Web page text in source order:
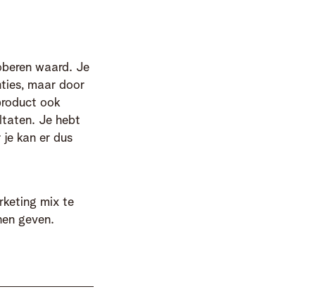
waard. Je
maar door
ook
Je hebt
kan er dus
mix te
geven.